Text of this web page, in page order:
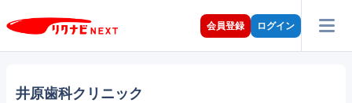
会員登録 ログイン
井原歯科クリニック